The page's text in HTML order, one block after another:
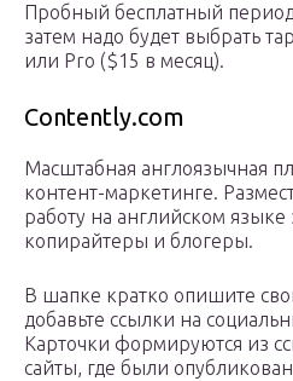
Пробный бесплатный
затем надо будет выбрать
или Pro ($15 в месяц).
Contently.com
Масштабная англоязычная
контент-маркетинге.
работу на английском языке
копирайтеры и блогеры.
В шапке кратко опишите
добавьте ссылки на
Карточки формируются из
сайты, где были